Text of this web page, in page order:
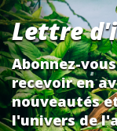
Lettre
Abonnez-
recevoir en
nouveautés
l'univers de